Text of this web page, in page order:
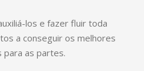
los e fazer fluir toda
a conseguir os melhores
para as partes.